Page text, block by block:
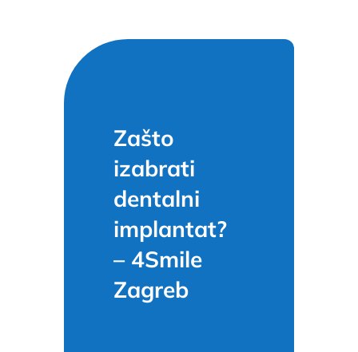
Zašto
izabrati
dentalni
implantat?
– 4Smile
Zagreb